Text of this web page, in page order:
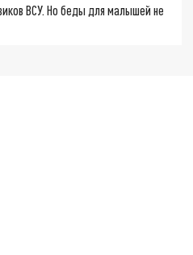
ВСУ. Но беды для малышей не